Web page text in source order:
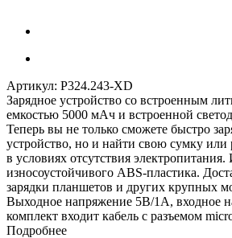
Артикул: P324.243-XD
Зарядное устройство со встроенным
емкостью 5000 мАч и встроенной
Теперь вы не только сможете быстро
устройство, но и найти свою сумку или
в условиях отсутствия электропитания.
износоустойчивого ABS-пластика.
зарядки планшетов и других крупных
Выходное напряжение 5В/1А, входное
комплект входит кабель с разъемом
Подробнее